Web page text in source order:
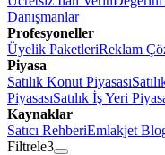
Danışmanlar
Profesyoneller
Üyelik PaketleriReklam
Piyasa
Satılık Konut Piyasası
PiyasasıSatılık İş Yeri
Kaynaklar
Satıcı RehberiEmlakjet
Filtrele3